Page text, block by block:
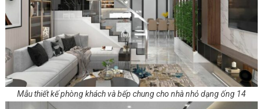
Mẫu thiết kế phòng khách và bếp chung cho nhà nhỏ dạng ống 14